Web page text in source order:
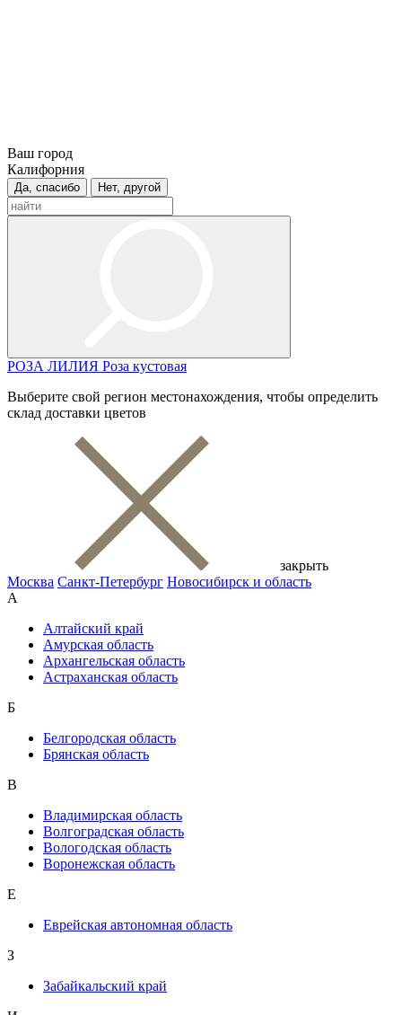
Ваш город
Калифорния
Да, спасибо Нет, другой
РОЗА ЛИЛИЯ Роза кустовая
Выберите свой регион местонахождения, чтобы определить
склад доставки цветов
закрыть
Москва Санкт-Петербург Новосибирск и область
А
Алтайский край
Амурская область
Архангельская область
Астраханская область
Б
Белгородская область
Брянская область
В
Владимирская область
Волгоградская область
Вологодская область
Воронежская область
Е
Еврейская автономная область
З
Забайкальский край